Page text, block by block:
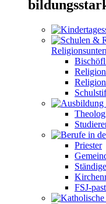
Priester
FSJ-